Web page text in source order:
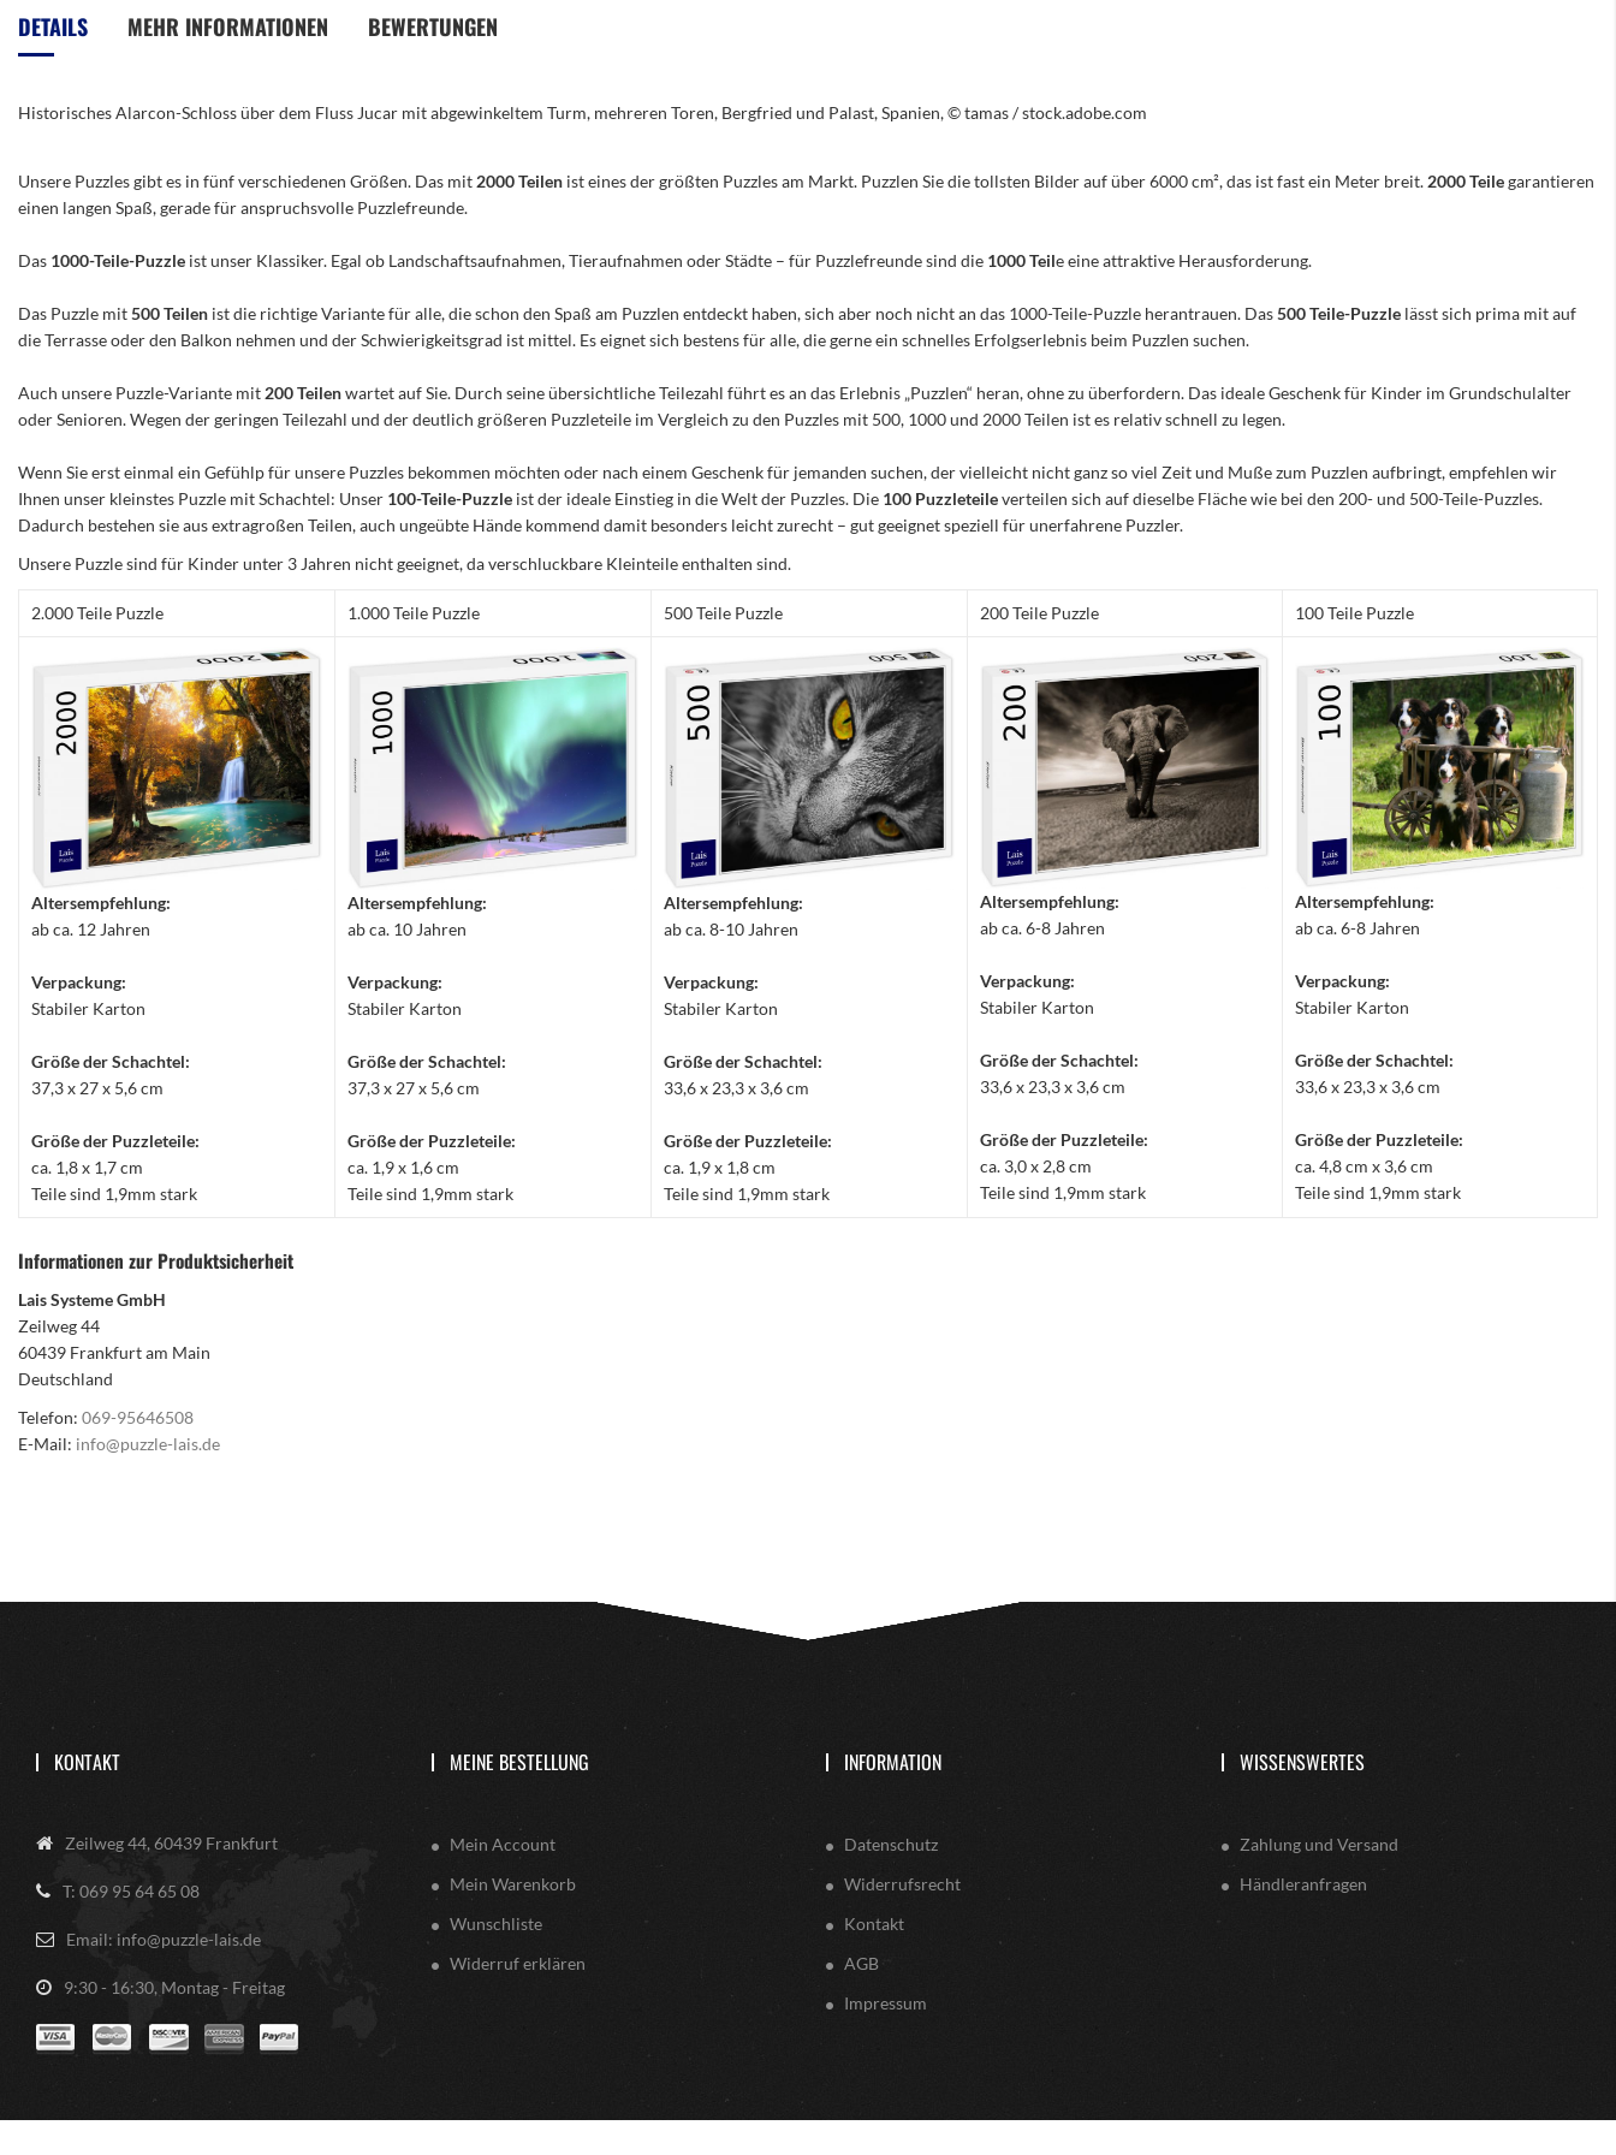
Bildergalerie
springen
DETAILS
Historisches Alarcon-Schloss über dem Fluss Jucar mit abgewinkeltem Turm, mehreren Toren, Bergfried und Palast, Spanien, © tamas / stock.adobe.com
MEHR INFORMATIONEN BEWERTUNGEN
Unsere Puzzles gibt es in fünf verschiedenen Größen. Das mit 2000 Teilen ist eines der größten Puzzles am Markt. Puzzlen Sie die tollsten Bilder auf über 6000 cm², das ist fast ein Meter breit. 2000 Teilegarantieren
einen langen Spaß, gerade für anspruchsvolle Puzzlefreunde.
Das 1000-Teile-Puzzle ist unser Klassiker. Egal ob Landschaftsaufnahmen, Tieraufnahmen oder Städte – für Puzzlefreunde sind die 1000 Teile eine attraktive Herausforderung.
Das Puzzle mit500 Teilen ist die richtige Variante für alle, die schon den Spaß am Puzzlen entdeckt haben, sich aber noch nicht an das 1000-Teile-Puzzle herantrauen. Das500 Teile-Puzzle lässt sich prima mit auf
die Terrasse oder den Balkon nehmen und der Schwierigkeitsgrad ist mittel. Es eignet sich bestens für alle, die gerne ein schnelles Erfolgserlebnis beim Puzzlen suchen.
Auch unsere Puzzle-Variante mit 200 Teilenwartet auf Sie. Durch seine übersichtliche Teilezahl führt es an das Erlebnis „Puzzlen“ heran, ohne zu überfordern. Das ideale Geschenk für Kinder im Grundschulalter
oder Senioren. Wegen der geringen Teilezahl und der deutlich größeren Puzzleteile im Vergleich zu den Puzzles mit 500, 1000 und 2000 Teilen ist es relativ schnell zu legen.
Wenn Sie erst einmal ein Gefühlp für unsere Puzzles bekommen möchten oder nach einem Geschenk für jemanden suchen, der vielleicht nicht ganz so viel Zeit und Muße zum Puzzlen aufbringt, empfehlen wir
Ihnen unser kleinstes Puzzle mit Schachtel: Unser 100-Teile-Puzzle ist der ideale Einstieg in die Welt der Puzzles. Die 100 Puzzleteileverteilen sich auf dieselbe Fläche wie bei den 200- und 500-Teile-Puzzles.
Dadurch bestehen sie aus extragroßen Teilen, auch ungeübte Hände kommend damit besonders leicht zurecht – gut geeignet speziell für unerfahrene Puzzler.
Unsere Puzzle sind für Kinder unter 3 Jahren nicht geeignet, da verschluckbare Kleinteile enthalten sind.
2.000 Teile Puzzle 1.000 Teile Puzzle 500 Teile Puzzle 200 Teile Puzzle 100 Teile Puzzle
Altersempfehlung:
ab ca. 12 Jahren
Verpackung:
Stabiler Karton
Größe der Schachtel:
37,3 x 27 x 5,6 cm
Größe der Puzzleteile:
ca. 1,8 x 1,7 cm
Teile sind 1,9mm stark
Altersempfehlung:
ab ca. 10 Jahren
Verpackung:
Stabiler Karton
Größe der Schachtel:
37,3 x 27 x 5,6 cm
Größe der Puzzleteile:
ca. 1,9 x 1,6 cm
Teile sind 1,9mm stark
Altersempfehlung:
ab ca. 8-10 Jahren
Verpackung:
Stabiler Karton
Größe der Schachtel:
33,6 x 23,3 x 3,6 cm
Größe der Puzzleteile:
ca. 1,9 x 1,8 cm
Teile sind 1,9mm stark
Altersempfehlung:
ab ca. 6-8 Jahren
Verpackung:
Stabiler Karton
Größe der Schachtel:
33,6 x 23,3 x 3,6 cm
Größe der Puzzleteile:
ca. 3,0 x 2,8 cm
Teile sind 1,9mm stark
Altersempfehlung:
ab ca. 6-8 Jahren
Verpackung:
Stabiler Karton
Größe der Schachtel:
33,6 x 23,3 x 3,6 cm
Größe der Puzzleteile:
ca. 4,8 cm x 3,6 cm
Teile sind 1,9mm stark
Informationen zur Produktsicherheit
Lais Systeme GmbH
Zeilweg 44
60439 Frankfurt am Main
Deutschland
Telefon: 069-95646508
E-Mail: info@puzzle-lais.de
KONTAKT
Zeilweg 44, 60439 Frankfurt
T: 069 95 64 65 08
Email: info@puzzle-lais.de
9:30 - 16:30, Montag - Freitag
MEINE BESTELLUNG
Mein Account
Mein Warenkorb
Wunschliste
Widerruf erklären
INFORMATION
Datenschutz
Widerrufsrecht
Kontakt
AGB
Impressum
WISSENSWERTES
Zahlung und Versand
Händleranfragen